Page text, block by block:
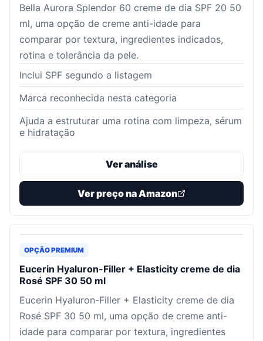
Bella Aurora Splendor 60 creme de dia SPF 20 50
ml, uma opção de creme anti-idade para
comparar por textura, ingredientes indicados,
rotina e tolerância da pele.
Inclui SPF segundo a listagem
Marca reconhecida nesta categoria
Ajuda a estruturar uma rotina com limpeza, sérum
e hidratação
Ver análise
Ver preço na Amazon
OPÇÃO PREMIUM
Eucerin Hyaluron-Filler + Elasticity creme de dia
Rosé SPF 30 50 ml
Eucerin Hyaluron-Filler + Elasticity creme de dia
Rosé SPF 30 50 ml, uma opção de creme anti-
idade para comparar por textura, ingredientes